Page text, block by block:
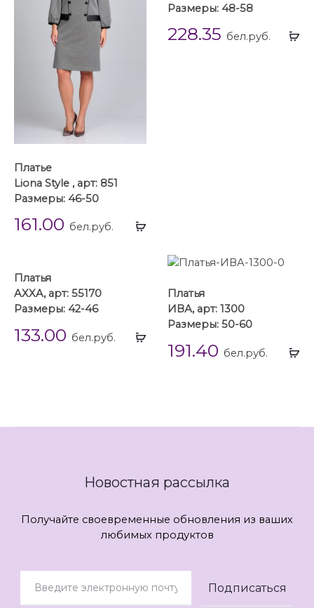
Выбрать
Платье
Liona Style , арт: 851
Размеры: 46-50
161.00 бел.руб.
Размеры: 48-58
228.35 бел.руб.
Выбрать
Платья
AXXA, арт: 55170
Размеры: 42-46
133.00 бел.руб.
Платья
ИВА, арт: 1300
Размеры: 50-60
191.40 бел.руб.
Новостная рассылка
Получайте своевременные обновления из ваших
любимых продуктов